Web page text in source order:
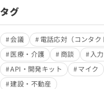
タグ
会議 電話応対（コンタク
医療・介護
商談 入
API・開発キット
マイク
建設・不動産